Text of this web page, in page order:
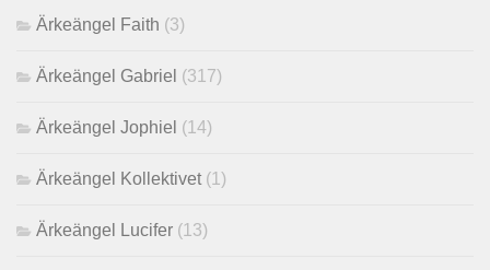
Ärkeängel Faith (3)
Ärkeängel Gabriel (317)
Ärkeängel Jophiel (14)
Ärkeängel Kollektivet (1)
Ärkeängel Lucifer (13)